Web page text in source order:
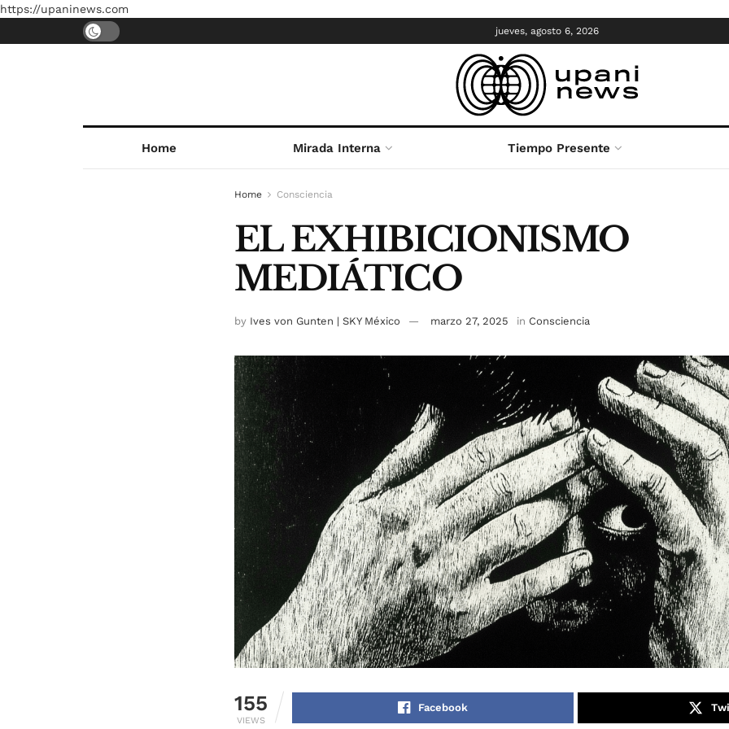
https://upaninews.com
jueves, agosto 6, 2026
Home Mirada Interna Tiempo Presente
Home Consciencia
EL EXHIBICIONISMO
MEDIÁTICO
by Ives von Gunten | SKY México marzo 27, 2025 in Consciencia
155
VIEWS
Facebook